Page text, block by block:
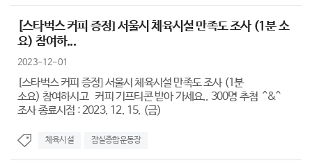
[스타벅스 커피 증정] 서울시 체육시설 만족도 조사 (1분 소
요) 참여하...
2023-12-01
[스타벅스 커피 증정] 서울시 체육시설 만족도 조사 (1분
소요) 참여하시고 커피 기프티콘 받아 가세요.. 300명 추첨 ^&^
조사 종료시점 : 2023. 12. 15. (금)
체육시설 잠실종합운동장